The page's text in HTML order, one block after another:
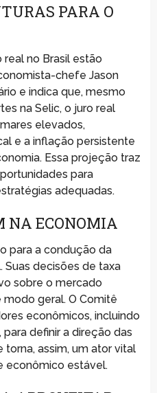
PARA O
no Brasil estão
chefe Jason
e indica que, mesmo
na Selic, o juro real
elevados,
e a inflação persistente
Essa projeção traz
para
adequadas.
NA ECONOMIA
para a condução da
Suas decisões de taxa
sobre o mercado
geral. O Comitê
econômicos, incluindo
definir a direção das
torna, assim, um ator vital
econômico estável.